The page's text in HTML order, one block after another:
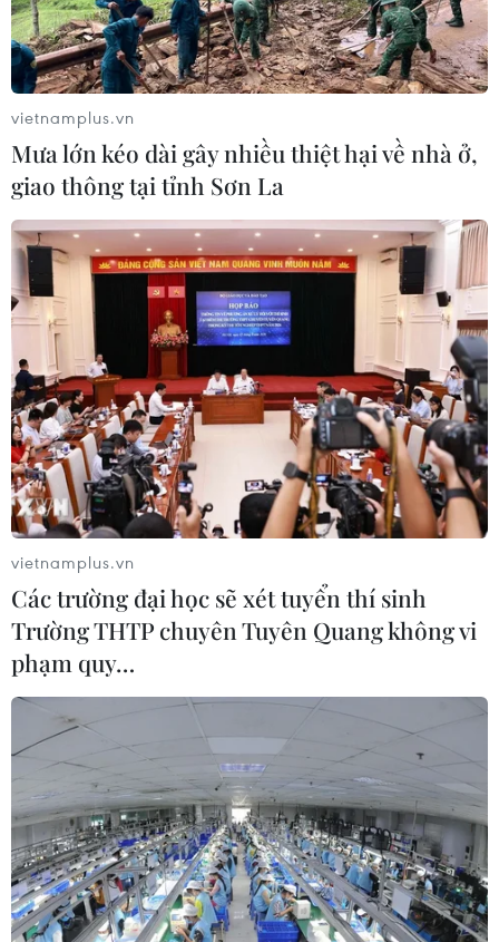
300 đặc vụ Mỹ bảo vệ cho Tổng thống
Obama trong chuyến thăm Hy Lạp
12/11/2016 01:53
Theo ước tính, khoảng 300 đặc vụ Mỹ sẽ tham gia chiến
dịch đảm bảo an toàn cho chuyến thăm của ông
Obama diễn ra từ ngày 15-16/11.
Nguy cơ khủng bố tại Hy Lạp trước thềm
chuyến thăm của ông Obama
12/11/2016 03:43
Một nhóm tay súng vô chính phủ tại Hy Lạp dọa tiến
hành các vụ tấn công mới để "phá bữa tiệc" trước thềm
vietnamplus.vn
Mưa lớn kéo dài gây nhiều thiệt hại về nhà ở,
giao thông tại tỉnh Sơn La
vietnamplus.vn
Các trường đại học sẽ xét tuyển thí sinh
Trường THTP chuyên Tuyên Quang không vi
phạm quy…